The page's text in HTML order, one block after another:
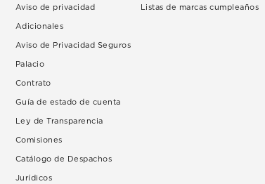
Aviso de privacidad
Adicionales
Aviso de Privacidad Seguros
Palacio
Contrato
Guía de estado de cuenta
Ley de Transparencia
Comisiones
Catálogo de Despachos
Jurídicos
Listas de marcas cumpleaños